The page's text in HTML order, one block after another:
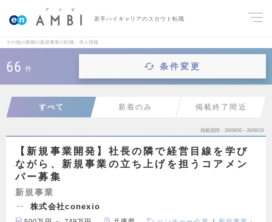
若手ハイキャリアのスカウト転職
その他の業種の新規事業の転職・求人情報
66 件 条件変更
すべて 新着のみ 掲載終了間近
掲載期間 26/08/06～26/08/19
【新規事業開発】社長の隣で経営目線を学び
ながら、新規事業の立ち上げを担うコアメン
バー募集
新規事業
株式会社conexio